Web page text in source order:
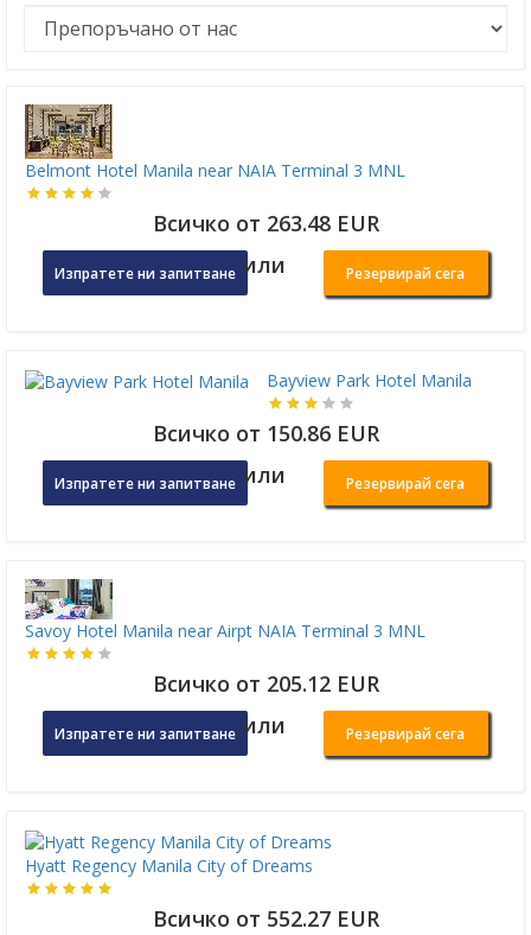
Belmont Hotel Manila near NAIA Terminal 3 MNL
Всичко от 263.48 EUR
Изпратете ни запитване или Резервирай сега
Bayview Park Hotel Manila
Всичко от 150.86 EUR
Изпратете ни запитване или Резервирай сега
Savoy Hotel Manila near Airpt NAIA Terminal 3 MNL
Всичко от 205.12 EUR
Изпратете ни запитване или Резервирай сега
Hyatt Regency Manila City of Dreams
Всичко от 552.27 EUR